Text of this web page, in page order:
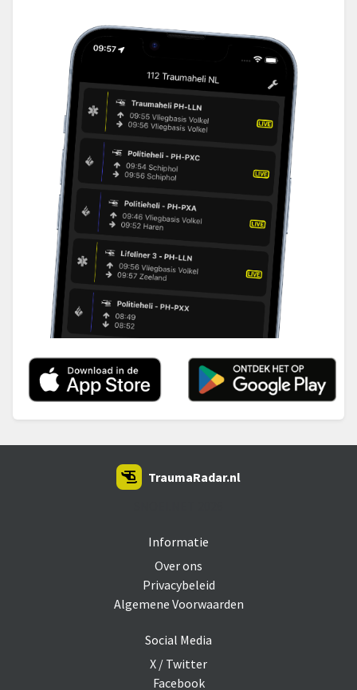
Informatie
Over ons
Privacybeleid
Algemene Voorwaarden
Social Media
X / Twitter
Facebook
TraumaRadar.nl